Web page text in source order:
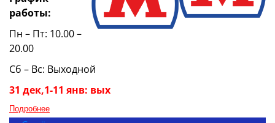
работы:
Пн – Пт: 10.00 –
20.00
Сб – Вс: Выходной
31 дек,1-11 янв: вых
Подробнее